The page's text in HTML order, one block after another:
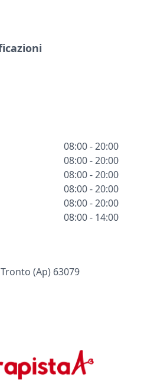
08:00 - 20:00
08:00 - 20:00
08:00 - 20:00
08:00 - 20:00
08:00 - 20:00
08:00 - 14:00
(ap) 63079